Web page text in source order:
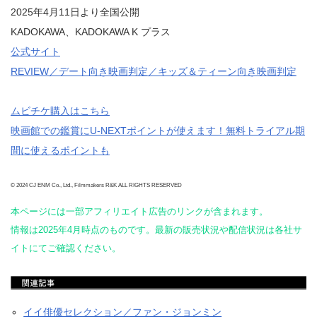
2025年4月11日より全国公開
KADOKAWA、KADOKAWA K プラス
公式サイト
REVIEW／デート向き映画判定／キッズ＆ティーン向き映画判定
ムビチケ購入はこちら
映画館での鑑賞にU-NEXTポイントが使えます！無料トライアル期
間に使えるポイントも
© 2024 CJ ENM Co., Ltd., Filmmakers R&K ALL RIGHTS RESERVED
本ページには一部アフィリエイト広告のリンクが含まれます。
情報は2025年4月時点のものです。最新の販売状況や配信状況は各社サ
イトにてご確認ください。
イイ俳優セレクション／ファン・ジョンミン